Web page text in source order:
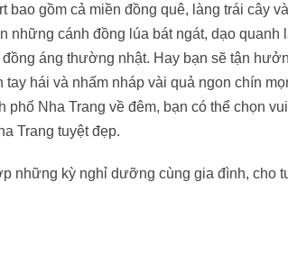
gồm cả miền đồng quê, làng trái cây
những cánh đồng lúa bát ngát, dạo quanh
áng thường nhật. Hay bạn sẽ tận
hái và nhấm nháp vài quả ngon chín
Nha Trang về đêm, bạn có thể chọn
Trang tuyệt đẹp.
những kỳ nghỉ dưỡng cùng gia đình, cho